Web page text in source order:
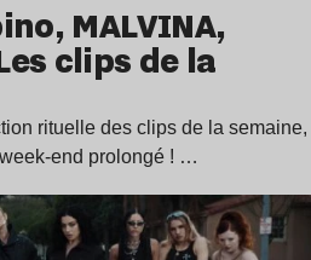
MALVINA,
clips de la
rituelle des clips de la semaine,
end prolongé ! …